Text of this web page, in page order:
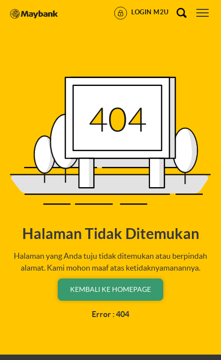
LOGIN M2U
Halaman Tidak Ditemukan
Halaman yang Anda tuju tidak ditemukan atau berpindah
alamat. Kami mohon maaf atas ketidaknyamanannya.
KEMBALI KE HOMEPAGE
Error : 404